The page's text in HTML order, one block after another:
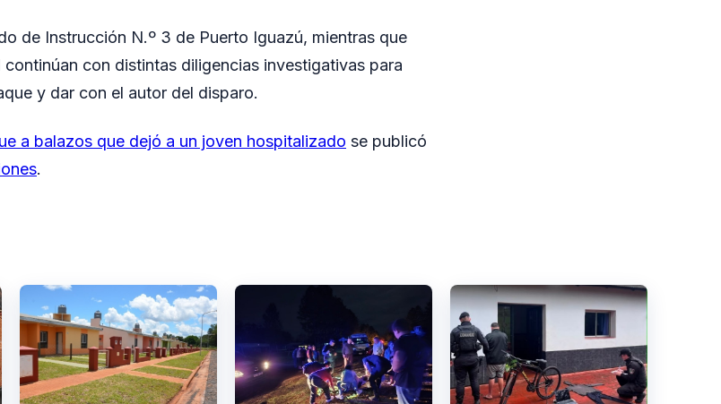
de Instrucción N.º 3 de Puerto Iguazú, mientras que
con distintas diligencias investigativas para
y dar con el autor del disparo.
a balazos que dejó a un joven hospitalizado se publicó
.